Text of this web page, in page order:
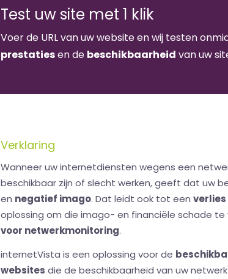
Test uw site met 1 klik
Voer de URL van uw website en wij testen
prestatiesen de beschikbaarheid van uw
Verklaring
Wanneer uw internetdiensten wegens een
beschikbaar zijn of slecht werken, geeft dat uw
en negatief imago. Dat leidt ook tot een
oplossing om die imago- en financiële schade te
voor netwerkmonitoring.
internetVista is een oplossing voor de
websites die de beschikbaarheid van uw netwerk